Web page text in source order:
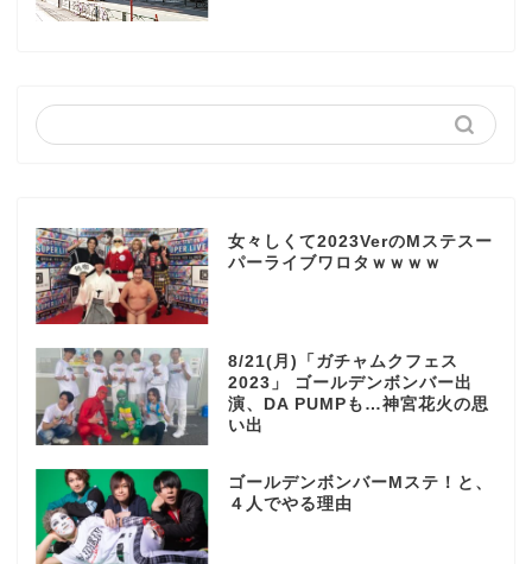
女々しくて2023VerのMステスー
パーライブワロタｗｗｗｗ
8/21(月)「ガチャムクフェス
2023」 ゴールデンボンバー出
演、DA PUMPも…神宮花火の思
い出
ゴールデンボンバーMステ！と、
４人でやる理由